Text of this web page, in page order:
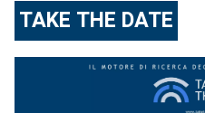
TAKE THE DATE